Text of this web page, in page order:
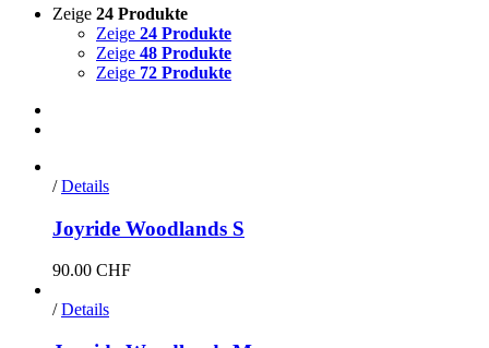
Zeige 24 Produkte
Zeige 24 Produkte
Zeige 48 Produkte
Zeige 72 Produkte
/ Details
Joyride Woodlands S
90.00 CHF
/ Details